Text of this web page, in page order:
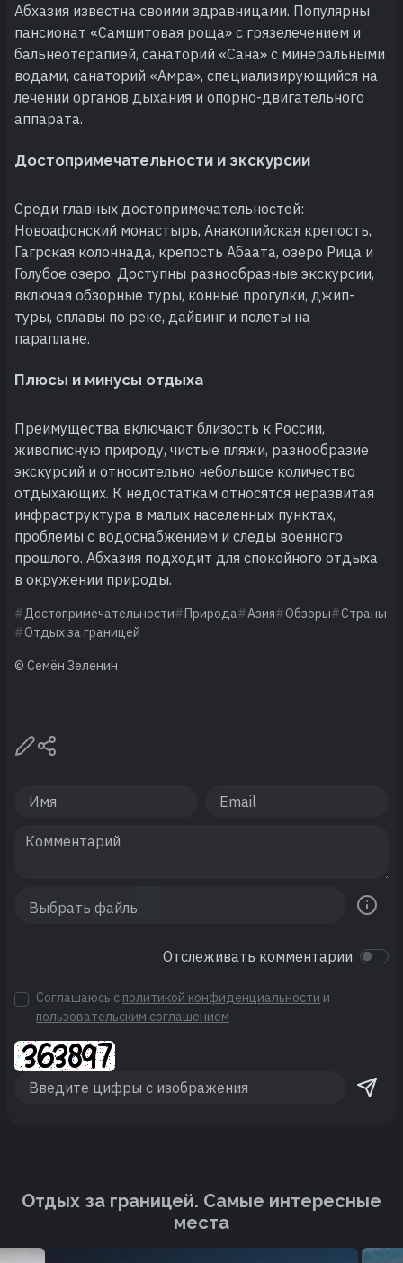
Абхазия известна своими здравницами. Популярны
пансионат «Самшитовая роща» с грязелечением и
бальнеотерапией, санаторий «Сана» с минеральными
водами, санаторий «Амра», специализирующийся на
лечении органов дыхания и опорно-двигательного
аппарата.
Достопримечательности и экскурсии
Среди главных достопримечательностей:
Новоафонский монастырь, Анакопийская крепость,
Гагрская колоннада, крепость Абаата, озеро Рица и
Голубое озеро. Доступны разнообразные экскурсии,
включая обзорные туры, конные прогулки, джип-
туры, сплавы по реке, дайвинг и полеты на
параплане.
Плюсы и минусы отдыха
Преимущества включают близость к России,
живописную природу, чистые пляжи, разнообразие
экскурсий и относительно небольшое количество
отдыхающих. К недостаткам относятся неразвитая
инфраструктура в малых населенных пунктах,
проблемы с водоснабжением и следы военного
прошлого. Абхазия подходит для спокойного отдыха
в окружении природы.
Достопримечательности Природа Азия Обзоры
Страны
Отдых за границей
© Семён Зеленин
Отслеживать комментарии
Соглашаюсь с политикой конфиденциальности и
пользовательским соглашением
Отдых за границей. Cамые интересные
места